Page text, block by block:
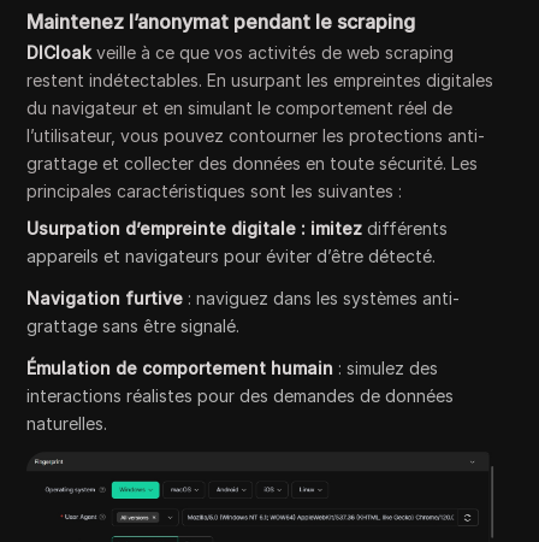
Maintenez l’anonymat pendant le scraping
DICloak veille à ce que vos activités de web scraping
restent indétectables. En usurpant les empreintes digitales
du navigateur et en simulant le comportement réel de
l’utilisateur, vous pouvez contourner les protections anti-
grattage et collecter des données en toute sécurité. Les
principales caractéristiques sont les suivantes :
Usurpation d’empreinte digitale : imitez différents
appareils et navigateurs pour éviter d’être détecté.
Navigation furtive : naviguez dans les systèmes anti-
grattage sans être signalé.
Émulation de comportement humain : simulez des
interactions réalistes pour des demandes de données
naturelles.